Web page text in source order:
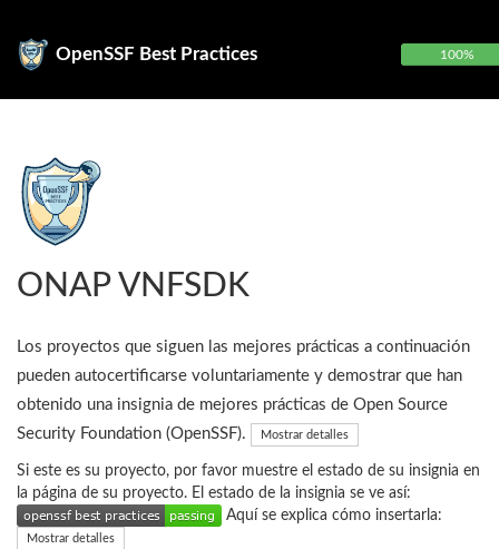
OpenSSF Best Practices 100%
ONAP VNFSDK
Los proyectos que siguen las mejores prácticas a continuación
pueden autocertificarse voluntariamente y demostrar que han
obtenido una insignia de mejores prácticas de Open Source
Security Foundation (OpenSSF).
Mostrar detalles
Si este es su proyecto, por favor muestre el estado de su insignia en
la página de su proyecto. El estado de la insignia se ve así:
Aquí se explica cómo insertarla:
Mostrar detalles